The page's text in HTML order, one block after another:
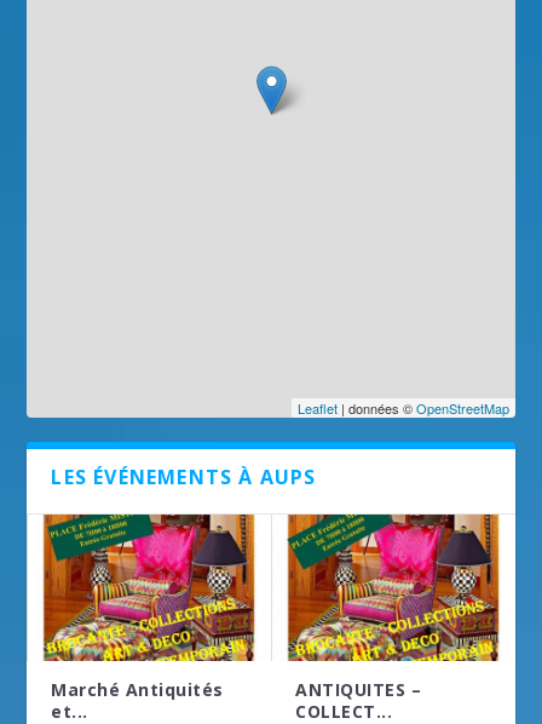
Leaflet| données ©OpenStreetMap
LES ÉVÉNEMENTS À AUPS
Marché Antiquités
et...
ANTIQUITES –
COLLECT...